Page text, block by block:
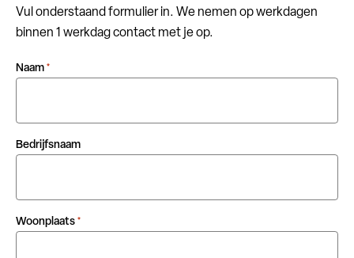
Vul onderstaand formulier in. We nemen op werkdagen
binnen 1 werkdag contact met je op.
Naam *
Bedrijfsnaam
Woonplaats *